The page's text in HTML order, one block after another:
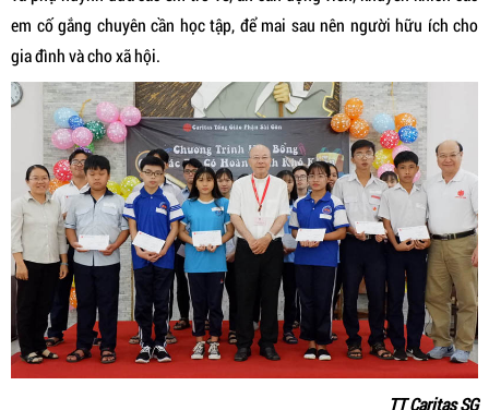
em cố gắng chuyên cần học tập, để mai sau nên người hữu ích cho
gia đình và cho xã hội.
TT Caritas SG